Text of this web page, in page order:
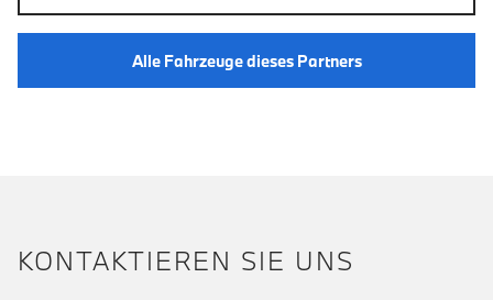
Alle Fahrzeuge dieses Partners
KONTAKTIEREN SIE UNS